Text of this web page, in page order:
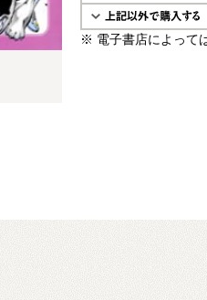
※ 電子書店によって